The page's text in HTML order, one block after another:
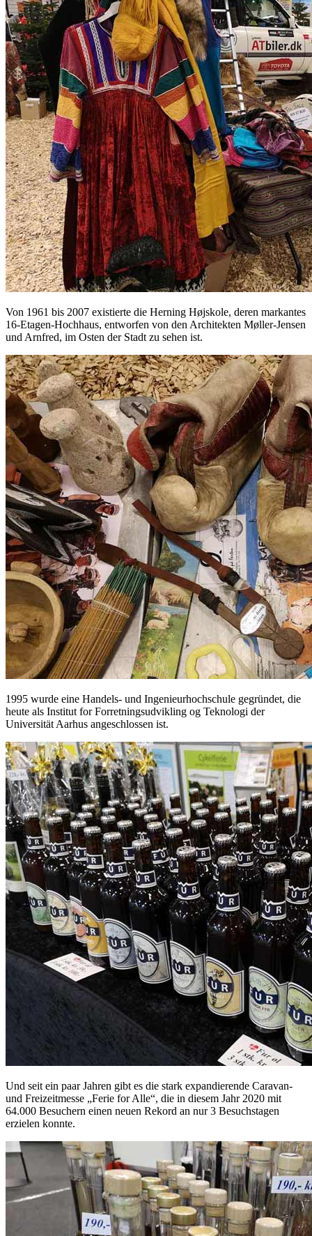
Von 1961 bis 2007 existierte die Herning Højskole, deren markantes
16-Etagen-Hochhaus, entworfen von den Architekten Møller-Jensen
und Arnfred, im Osten der Stadt zu sehen ist.
1995 wurde eine Handels- und Ingenieurhochschule gegründet, die
heute als Institut for Forretningsudvikling og Teknologi der
Universität Aarhus angeschlossen ist.
Und seit ein paar Jahren gibt es die stark expandierende Caravan-
und Freizeitmesse „Ferie for Alle“, die in diesem Jahr 2020 mit
64.000 Besuchern einen neuen Rekord an nur 3 Besuchstagen
erzielen konnte.